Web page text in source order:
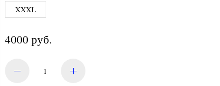
XXXL
4000 руб.